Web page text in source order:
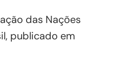
das Nações
publicado em